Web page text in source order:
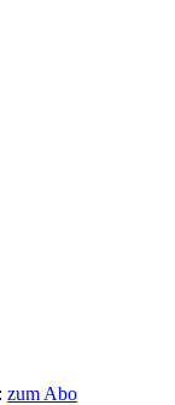
zum Abo